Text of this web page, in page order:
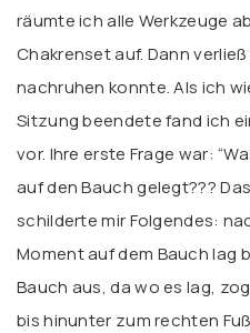
räumte ich alle Werkzeuge
Chakrenset auf. Dann
nachruhen konnte. Als ich
Sitzung beendete fand ich
vor. Ihre erste Frage war:
auf den Bauch gelegt???
schilderte mir Folgendes:
Moment auf dem Bauch lag
Bauch aus, da wo es lag,
bis hinunter zum rechten